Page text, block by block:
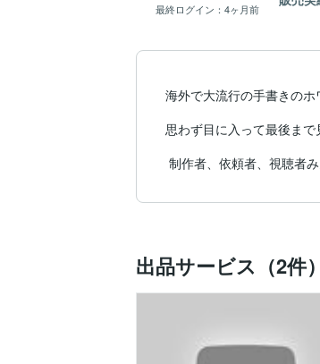
最終ログイン： 4ヶ月前
海外で大流行の手書きのホ
思わず目に入って最後まで
制作者、依頼者、視聴者
出品サービス（2件）